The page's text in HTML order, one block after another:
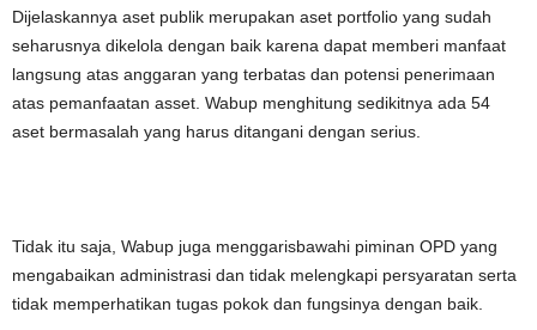
Dijelaskannya aset publik merupakan aset portfolio yang sudah
seharusnya dikelola dengan baik karena dapat memberi manfaat
langsung atas anggaran yang terbatas dan potensi penerimaan
atas pemanfaatan asset. Wabup menghitung sedikitnya ada 54
aset bermasalah yang harus ditangani dengan serius.
Tidak itu saja, Wabup juga menggarisbawahi piminan OPD yang
mengabaikan administrasi dan tidak melengkapi persyaratan serta
tidak memperhatikan tugas pokok dan fungsinya dengan baik.